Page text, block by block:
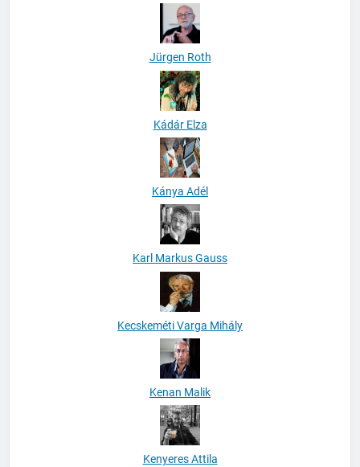
Jürgen Roth
Kádár Elza
Kánya Adél
Karl Markus Gauss
Kecskeméti Varga Mihály
Kenan Malik
Kenyeres Attila